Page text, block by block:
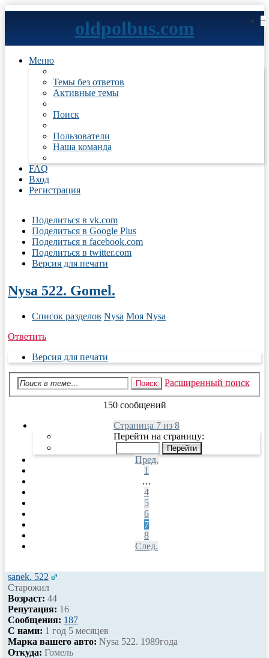
oldpolbus.com
Меню
Темы без ответов
Активные темы
Поиск
Пользователи
Наша команда
FAQ
Вход
Регистрация
Поделиться в vk.com
Поделиться в Google Plus
Поделиться в facebook.com
Поделиться в twitter.com
Версия для печати
Nysa 522. Gomel.
Список разделов Nysa Моя Nysa
Ответить
Версия для печати
Поиск Расширенный поиск
150 сообщений
Страница 7 из 8
Перейти на страницу:
Пред.
1
…
4
5
6
7
8
След.
sanek. 522
Старожил
Возраст: 44
Репутация: 16
Сообщения: 187
С нами: 1 год 5 месяцев
Марка вашего авто: Nysa 522. 1989года
Откуда: Гомель
−
−
−
−
−
−
−
−
−
−
−
−
−
−
−
−
−
−
−
−